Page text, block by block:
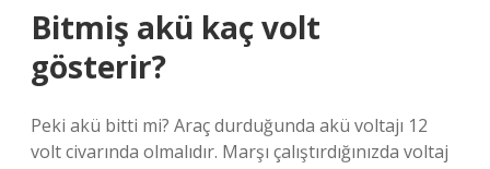
Bitmiş akü kaç volt
gösterir?
Peki akü bitti mi? Araç durduğunda akü voltajı 12
volt civarında olmalıdır. Marşı çalıştırdığınızda voltaj